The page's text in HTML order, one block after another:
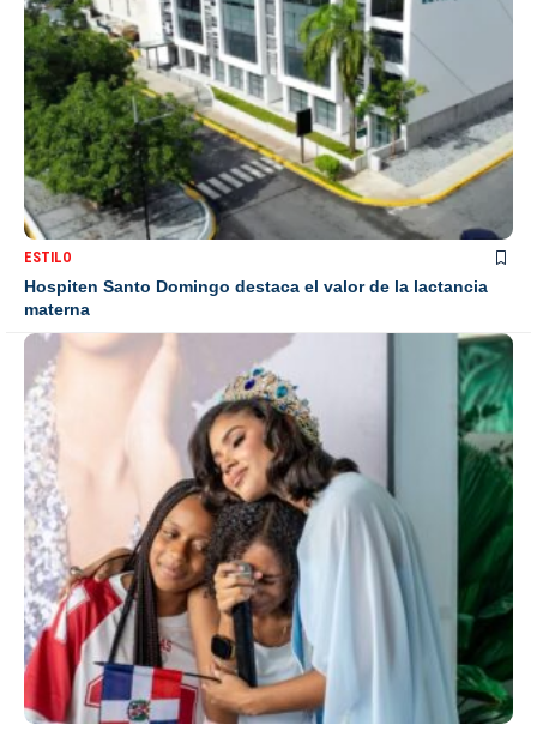
ESTILO
Hospiten Santo Domingo destaca el valor de la lactancia
materna